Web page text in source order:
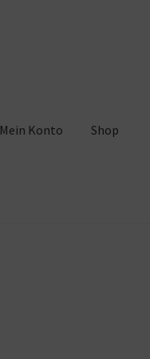
Mein Konto Shop